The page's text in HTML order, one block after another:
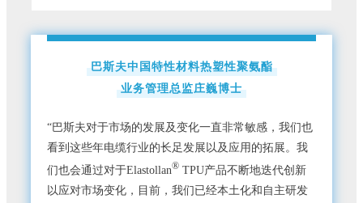
巴斯夫中国特性材料热塑性聚氨酯
业务管理总监庄巍博士
“巴斯夫对于市场的发展及变化一直非常敏感，我们也
看到这些年电缆行业的长足发展以及应用的拓展。我
们也会通过对于Elastollan® TPU产品不断地迭代创新
以应对市场变化，目前，我们已经本土化和自主研发